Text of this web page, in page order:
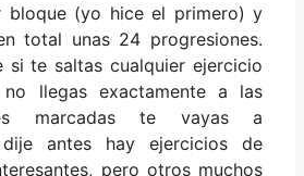
bloque (yo hice el primero) y
total unas 24 progresiones.
si te saltas cualquier ejercicio
llegas exactamente a las
marcadas te vayas a
dije antes hay ejercicios de
pero otros muchos